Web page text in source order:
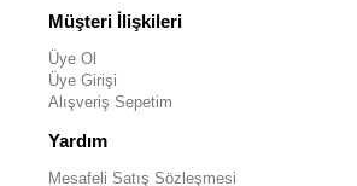
Müşteri İlişkileri
Üye Ol
Üye Girişi
Alışveriş Sepetim
Yardım
Mesafeli Satış Sözleşmesi